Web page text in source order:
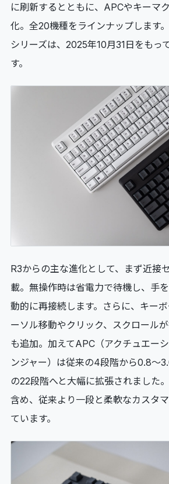
に刷新するとともに、APCやキーマ
化。全20機種をラインナップします
シリーズは、2025年10月31日をもっ
す。
R3からの主な進化として、まず近接
載。無操作時は省電力で待機し、手
動的に再接続します。さらに、キー
ーソル移動やクリック、スクロール
も追加。加えてAPC（アクチュエー
ンジャー）は従来の4段階から0.8～
の22段階へと大幅に拡張されました
含め、従来より一段と柔軟なカスタ
ています。